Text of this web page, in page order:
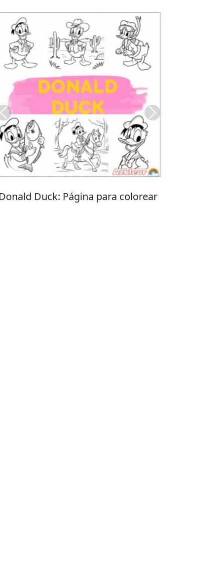
Stitch: Página para colorear
Previous Next